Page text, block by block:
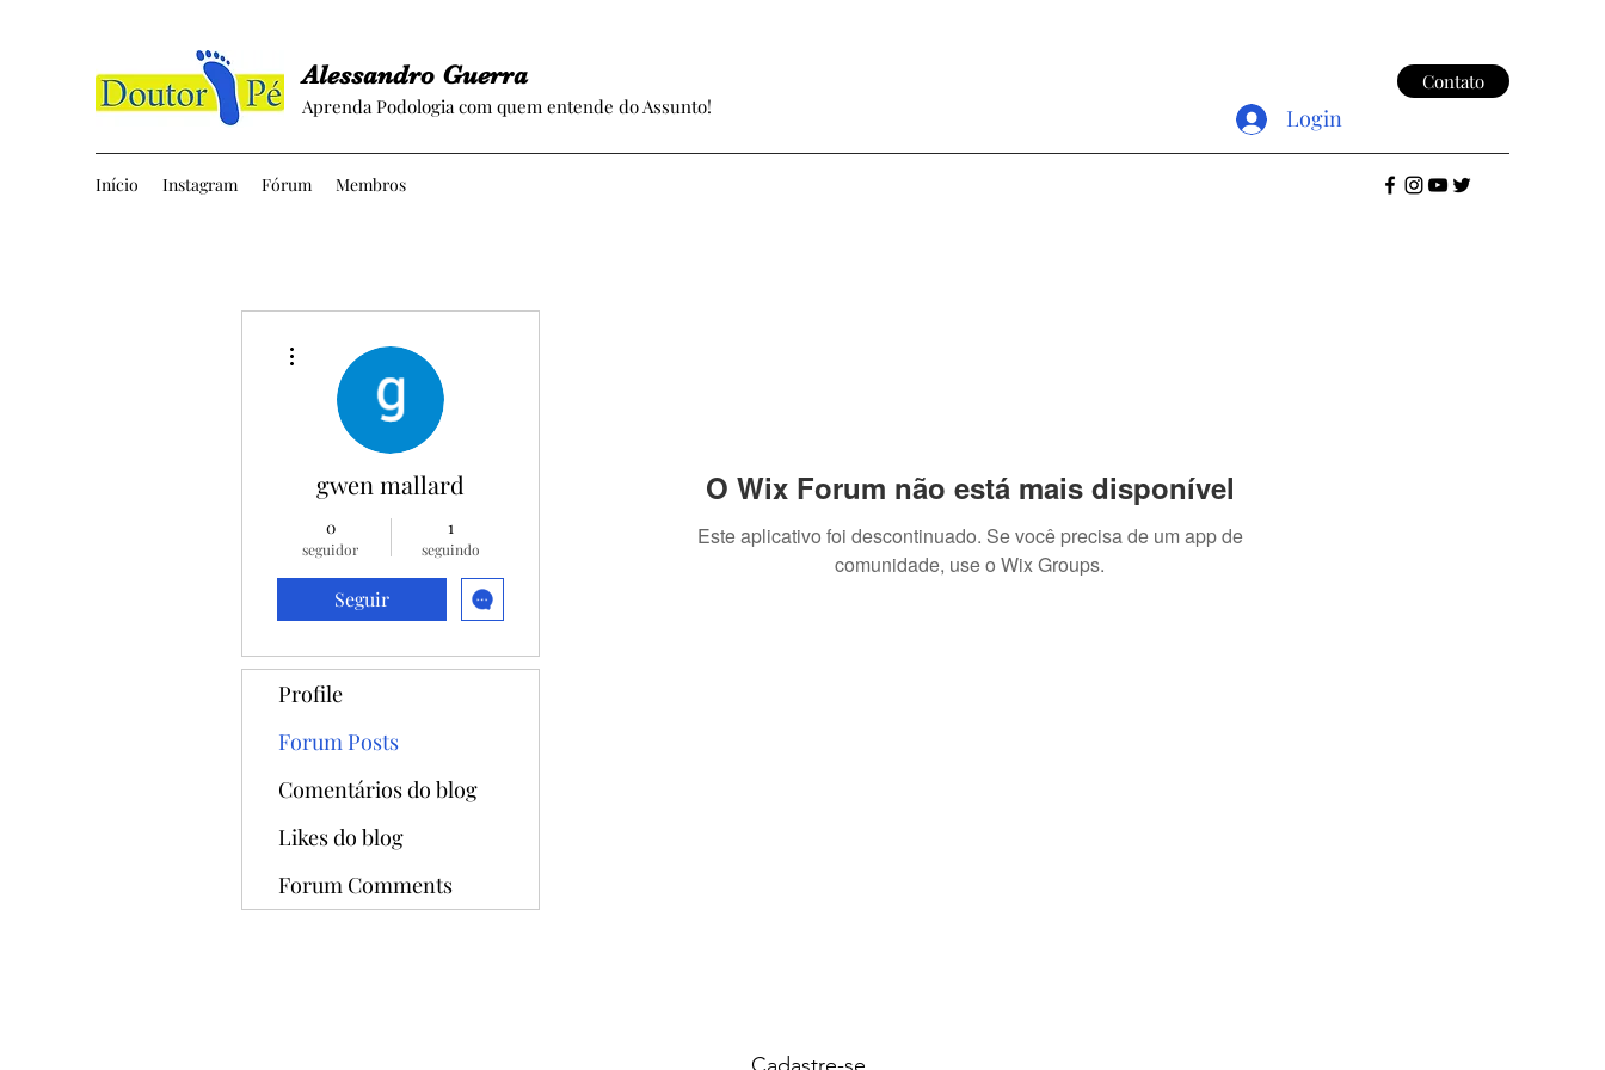
Início Instagram Fórum Membros
Alessandro Guerra
Aprenda Podologia com quem entende do Assunto!
Contato
Login
O Wix Forum não está mais disponível
Este aplicativo foi descontinuado. Se você precisa de um app de
comunidade, use o Wix Groups.
gwen mallard
0
seguidor
1
seguindo
Seguir
Profile
Forum Posts
Comentários do blog
Likes do blog
Forum Comments